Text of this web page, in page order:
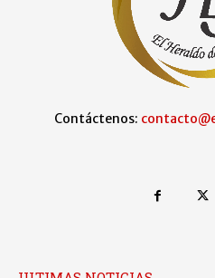
Contáctenos: